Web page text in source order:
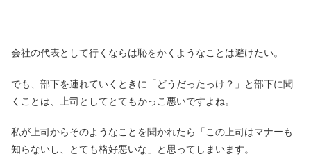
会社の代表として行くならは恥をかくようなことは避けたい。
でも、部下を連れていくときに「どうだったっけ？」と部下に聞
くことは、上司としてとてもかっこ悪いですよね。
私が上司からそのようなことを聞かれたら「この上司はマナーも
知らないし、とても格好悪いな」と思ってしまいます。